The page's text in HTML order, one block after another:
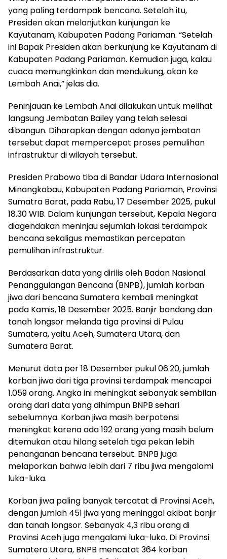
yang paling terdampak bencana. Setelah itu,
Presiden akan melanjutkan kunjungan ke
Kayutanam, Kabupaten Padang Pariaman. “Setelah
ini Bapak Presiden akan berkunjung ke Kayutanam di
Kabupaten Padang Pariaman. Kemudian juga, kalau
cuaca memungkinkan dan mendukung, akan ke
Lembah Anai,” jelas dia.
Peninjauan ke Lembah Anai dilakukan untuk melihat
langsung Jembatan Bailey yang telah selesai
dibangun. Diharapkan dengan adanya jembatan
tersebut dapat mempercepat proses pemulihan
infrastruktur di wilayah tersebut.
Presiden Prabowo tiba di Bandar Udara Internasional
Minangkabau, Kabupaten Padang Pariaman, Provinsi
Sumatra Barat, pada Rabu, 17 Desember 2025, pukul
18.30 WIB. Dalam kunjungan tersebut, Kepala Negara
diagendakan meninjau sejumlah lokasi terdampak
bencana sekaligus memastikan percepatan
pemulihan infrastruktur.
Berdasarkan data yang dirilis oleh Badan Nasional
Penanggulangan Bencana (BNPB), jumlah korban
jiwa dari bencana Sumatera kembali meningkat
pada Kamis, 18 Desember 2025. Banjir bandang dan
tanah longsor melanda tiga provinsi di Pulau
Sumatera, yaitu Aceh, Sumatera Utara, dan
Sumatera Barat.
Menurut data per 18 Desember pukul 06.20, jumlah
korban jiwa dari tiga provinsi terdampak mencapai
1.059 orang. Angka ini meningkat sebanyak sembilan
orang dari data yang dihimpun BNPB sehari
sebelumnya. Korban jiwa masih berpotensi
meningkat karena ada 192 orang yang masih belum
ditemukan atau hilang setelah tiga pekan lebih
penanganan bencana tersebut. BNPB juga
melaporkan bahwa lebih dari 7 ribu jiwa mengalami
luka-luka.
Korban jiwa paling banyak tercatat di Provinsi Aceh,
dengan jumlah 451 jiwa yang meninggal akibat banjir
dan tanah longsor. Sebanyak 4,3 ribu orang di
Provinsi Aceh juga mengalami luka-luka. Di Provinsi
Sumatera Utara, BNPB mencatat 364 korban